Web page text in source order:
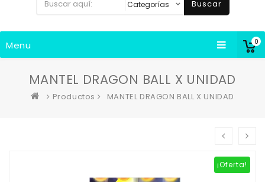
0
Buscar
Menu
MANTEL DRAGON BALL X UNIDAD
Productos MANTEL DRAGON BALL X UNIDAD
¡Oferta!